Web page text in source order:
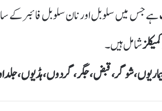
ہے جس میں سلوبل اور نان سلوبل فائبر کے ساتھ
شامل ہیں۔
شوگر، قبض، جگر، گردوں، ہڈیوں، جلد